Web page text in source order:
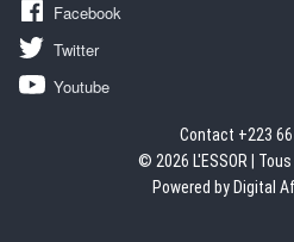
Facebook
Twitter
Youtube
Contact +223
© 2026 L'ESSOR |
Powered by Digital